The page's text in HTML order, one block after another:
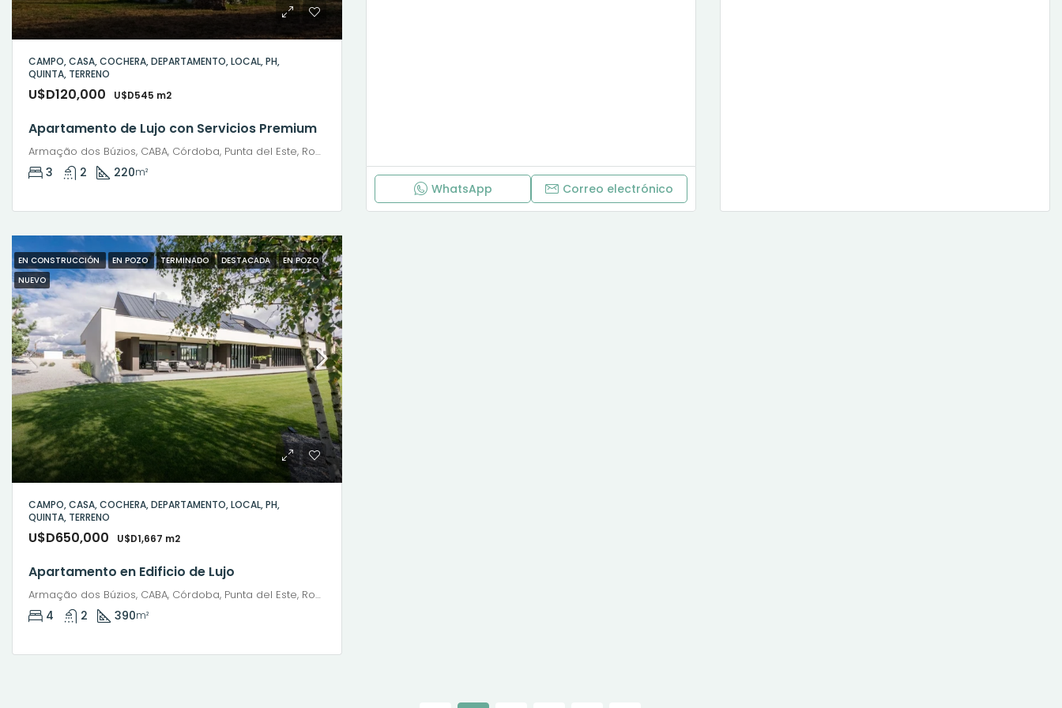
CAMPO, CASA, COCHERA, DEPARTAMENTO, LOCAL, PH,
QUINTA, TERRENO
U$D120,000 U$D545 m2
Apartamento de Lujo con Servicios Premium
Armação dos Búzios, CABA, Córdoba, Punta del Este, Rosario, Santiago de Chile, Valparaíso, Villa Dolores, Viña del Mar
3 2 220m²
WhatsApp Correo electrónico
EN CONSTRUCCIÓN EN POZO TERMINADO DESTACADA
EN POZO
NUEVO
CAMPO, CASA, COCHERA, DEPARTAMENTO, LOCAL, PH,
QUINTA, TERRENO
U$D650,000 U$D1,667 m2
Apartamento en Edificio de Lujo
Armação dos Búzios, CABA, Córdoba, Punta del Este, Rosario, Santiago de Chile, Valparaíso, Villa Dolores, Viña del Mar
4 2 390m²